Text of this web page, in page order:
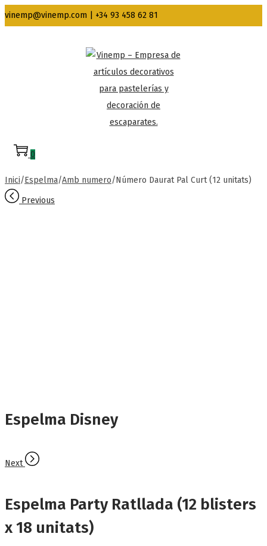
vinemp@vinemp.com | +34 93 458 62 81
0
Inici/Espelma/Amb numero/Número Daurat Pal Curt (12 unitats)
Previous
Espelma Disney
Next
Espelma Party Ratllada (12 blisters
x 18 unitats)